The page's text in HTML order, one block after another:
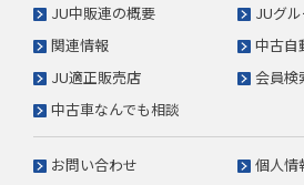
JU中販連の概要
JUグ
関連情報
中古自
JU適正販売店
会員検
中古車なんでも相談
お問い合わせ
個人情